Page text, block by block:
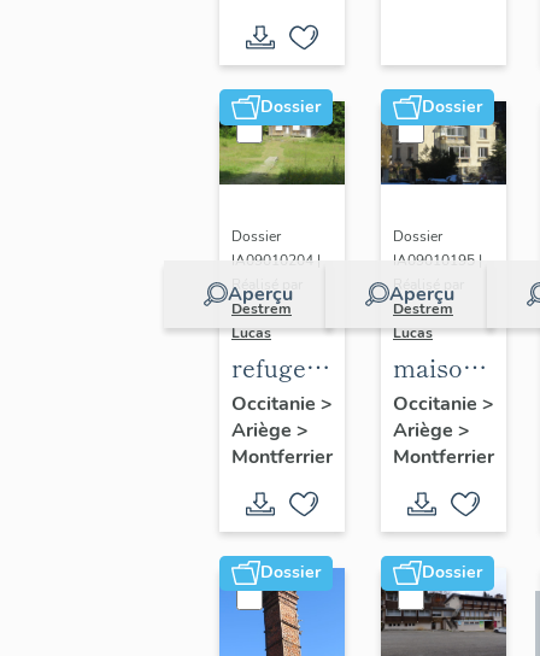
Dossier
Aperçu
Dossier
IA09010204 |
Réalisé par
Destrem
Lucas
refuge-
chalet
du ski-
club de
Montferrier,
dit
refuge
de
Moulzoune
Occitanie >
Ariège >
Montferrier
Dossier
Aperçu
Dossier
IA09010195 |
Réalisé par
Destrem
Lucas
maison
de
l'industriel
Pouchodon
Occitanie >
Ariège >
Montferrier
Dossier Dossier